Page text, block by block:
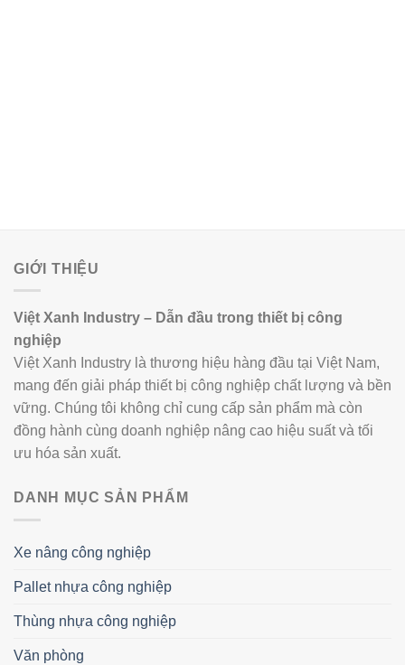
GIỚI THIỆU
Việt Xanh Industry – Dẫn đầu trong thiết bị công
nghiệp
Việt Xanh Industry là thương hiệu hàng đầu tại Việt Nam,
mang đến giải pháp thiết bị công nghiệp chất lượng và bền
vững. Chúng tôi không chỉ cung cấp sản phẩm mà còn
đồng hành cùng doanh nghiệp nâng cao hiệu suất và tối
ưu hóa sản xuất.
DANH MỤC SẢN PHẨM
Xe nâng công nghiệp
Pallet nhựa công nghiệp
Thùng nhựa công nghiệp
Văn phòng